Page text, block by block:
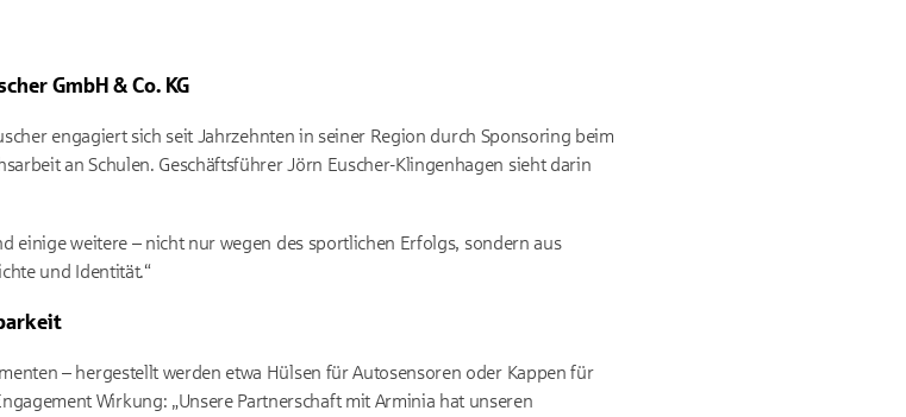
GmbH & Co. KG
engagiert sich seit Jahrzehnten in seiner Region durch Sponsoring beim
an Schulen. Geschäftsführer Jörn Euscher-Klingenhagen sieht darin
einige weitere – nicht nur wegen des sportlichen Erfolgs, sondern aus
und Identität.“
– hergestellt werden etwa Hülsen für Autosensoren oder Kappen für
Wirkung: „Unsere Partnerschaft mit Arminia hat unseren